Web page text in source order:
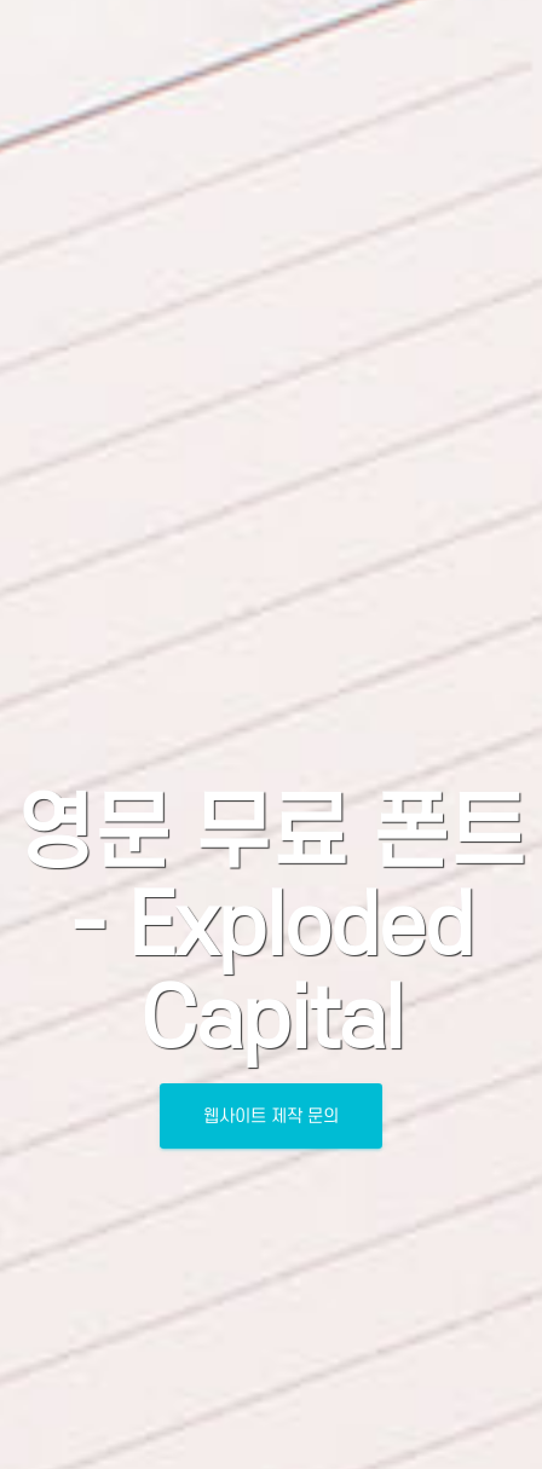
영문 무료 폰트
- Exploded
Capital
웹사이트 제작 문의